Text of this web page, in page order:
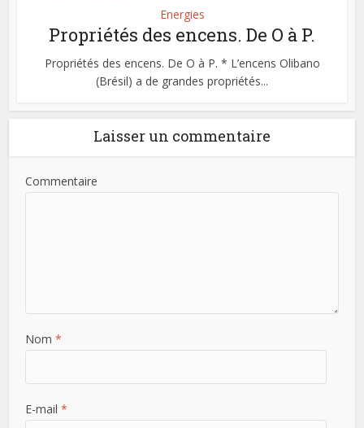
Energies
Propriétés des encens. De O à P.
Propriétés des encens. De O à P. * L’encens Olibano
(Brésil) a de grandes propriétés...
Laisser un commentaire
Commentaire
Nom*
E-mail*